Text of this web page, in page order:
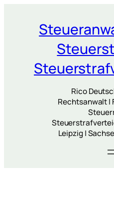
springen
Rico
Rechtsanwalt |
Leipzig |